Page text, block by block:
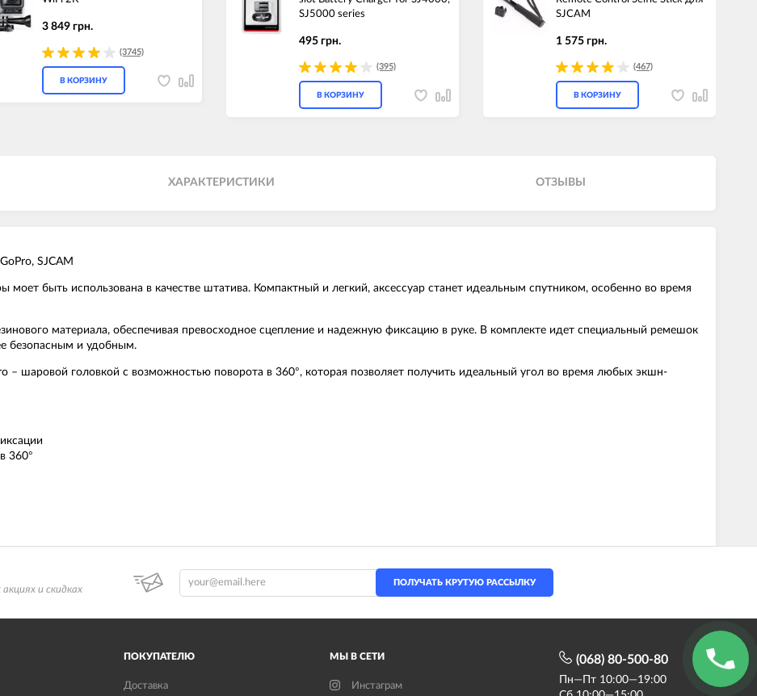
3 849 грн.
(3745)
В КОРЗИНУ
SJ5000 series
495 грн.
(395)
В КОРЗИНУ
SJCAM
1 575 грн.
(467)
В КОРЗИНУ
ХАРАКТЕРИСТИКИ ОТЗЫВЫ
SJCAM
быть использована в качестве штатива. Компактный и легкий, аксессуар станет идеальным спутником, особенно во время
материала, обеспечивая превосходное сцепление и надежную фиксацию в руке. В комплекте идет специальный ремешок
безопасным и удобным.
– шаровой головкой с возможностью поворота в 360°, которая позволяет получить идеальный угол во время любых экшн-
360°
и скидках
ПОЛУЧАТЬ КРУТУЮ РАССЫЛКУ
ПОКУПАТЕЛЮ
Доставка
МЫ В СЕТИ
Инстаграм
(068) 80-500-80
Пн—Пт 10:00—19:00